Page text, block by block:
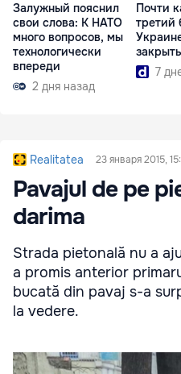
Залужный пояснил
свои слова: К НАТО
много вопросов, мы
технологически
впереди
2 дня назад
Почти
третий
7
Realitatea 23 января 2015,
Pavajul de pe
darima
Strada pietonală nu a
a promis anterior
bucată din pavaj s-a
la vedere.